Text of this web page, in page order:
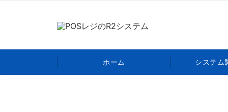
ホーム システム